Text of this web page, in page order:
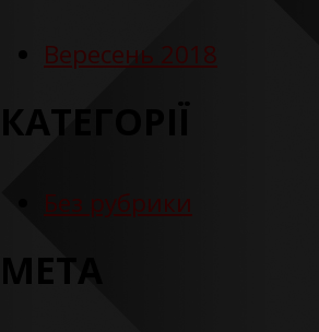
Вересень 2018
КАТЕГОРІЇ
Без рубрики
МЕТА